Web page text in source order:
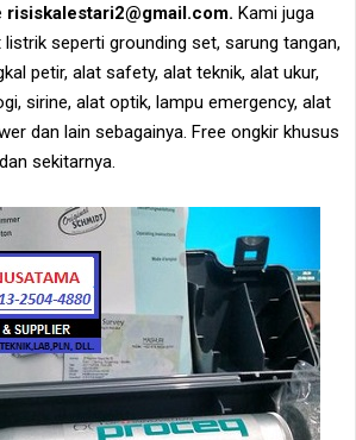
risiskalestari2@gmail.com. Kami juga
seperti grounding set, sarung tangan,
petir, alat safety, alat teknik, alat ukur,
sirine, alat optik, lampu emergency, alat
dan lain sebagainya. Free ongkir khusus
sekitarnya.